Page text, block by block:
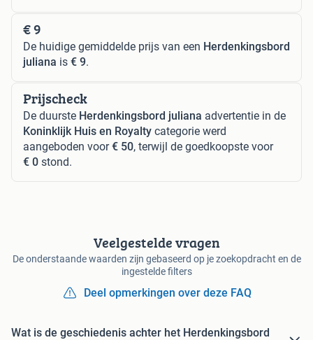
€ 9
De huidige gemiddelde prijs van een Herdenkingsbord
juliana is € 9.
Prijscheck
De duurste Herdenkingsbord juliana advertentie in de
Koninklijk Huis en Royalty categorie werd
aangeboden voor€ 50, terwijl de goedkoopste voor
€ 0 stond.
Veelgestelde vragen
De onderstaande waarden zijn gebaseerd op je zoekopdracht en de
ingestelde filters
Deel opmerkingen over deze FAQ
Wat is de geschiedenis achter het Herdenkingsbord